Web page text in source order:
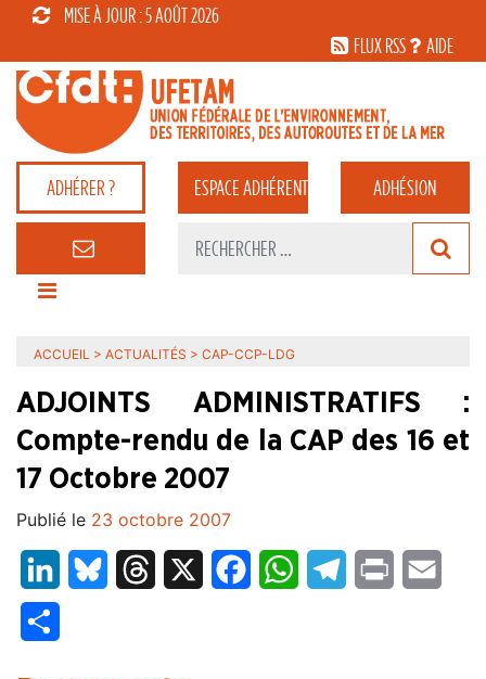
MISE À JOUR : 5 AOÛT 2026
FLUX RSS
AIDE
ADHÉRER ? ESPACEADHÉRENT ADHÉSION
ACCUEIL > ACTUALITÉS > CAP-CCP-LDG
ADJOINTS ADMINISTRATIFS :
Compte-rendu de la CAP des 16 et
17 Octobre 2007
Publié le 23 octobre 2007
LinkedInBluesky Threads FacebookWhatsAppTelegram
Print